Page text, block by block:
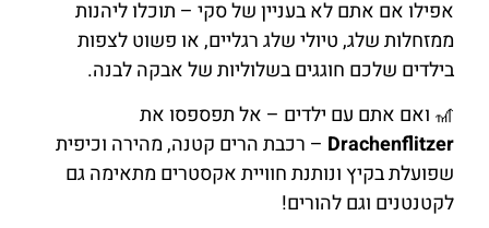
אפילו אם אתם לא בעניין של סקי – תוכלו ליהנות
ממזחלות שלג, טיולי שלג רגליים, או פשוט לצפות
בילדים שלכם חוגגים בשלוליות של אבקה לבנה.
🎢 ואם אתם עם ילדים – אל תפספסו את
Drachenflitzer – רכבת הרים קטנה, מהירה וכיפית
שפועלת בקיץ ונותנת חוויית אקסטרים מתאימה גם
לקטנטנים וגם להורים!